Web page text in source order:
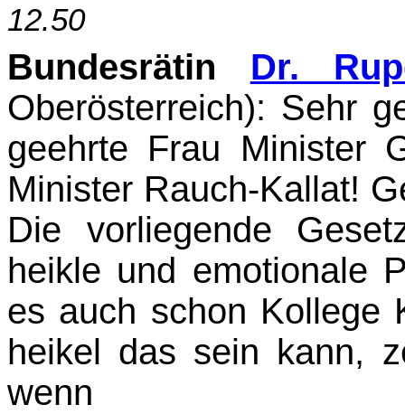
12.50
Bundesrätin Dr.
Oberösterreich): Sehr
geehrte Frau Minister
Minister Rauch-Kallat!
Die vorliegende
heikle und emotionale
es auch schon Kollege
heikel das sein kann,
wenn